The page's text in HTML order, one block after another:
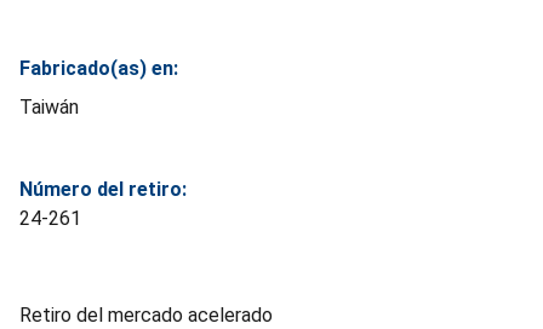
Fabricado(as) en:
Taiwán
Número del retiro:
24-261
Retiro del mercado acelerado